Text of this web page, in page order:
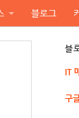
블로그
블
IT
구